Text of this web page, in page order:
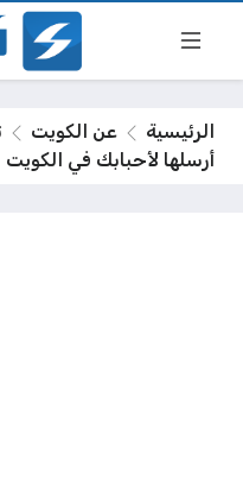
الرئيسية عن الكويت
أرسلها لأحبابك في الكويت